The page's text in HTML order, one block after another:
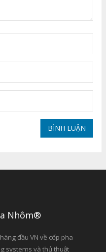
Nhôm®
đầu VN về cốp pha
systems và thủ thuật